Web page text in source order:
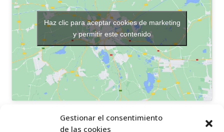
Gestionar el consentimiento
de las cookies
Haz clic para aceptar cookies de marketing
y permitir este contenido
OTROS ENLACES